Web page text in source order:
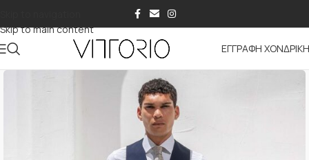
Skip to main content
ΕΓΓΡΑΦΗ